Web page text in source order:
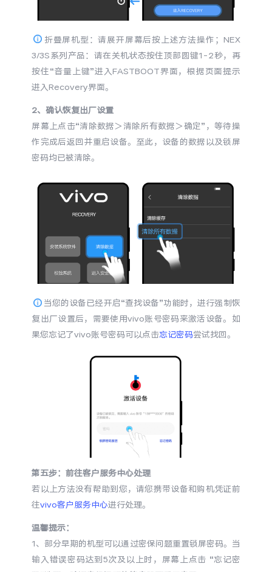
折叠屏机型：请展开屏幕后按上述方法操作；NEX
3/3S系列产品：请在关机状态按住顶部圆键1-2秒，再
按住“音量上键”进入FASTBOOT界面，根据页面提示
进入Recovery界面。
2、确认恢复出厂设置
屏幕上点击“清除数据＞清除所有数据＞确定”，等待操
作完成后返回并重启设备。至此，设备的数据以及锁屏
密码均已被清除。
当您的设备已经开启“查找设备”功能时，进行强制恢
复出厂设置后，需要使用vivo账号密码来激活设备。如
果您忘记了vivo账号密码可以点击忘记密码尝试找回。
第五步：前往客户服务中心处理
若以上方法没有帮助到您，请您携带设备和购机凭证前
往vivo客户服务中心进行处理。
温馨提示：
1、部分早期的机型可以通过密保问题重置锁屏密码。当
输入错误密码达到5次及以上时，屏幕上点击 “忘记密